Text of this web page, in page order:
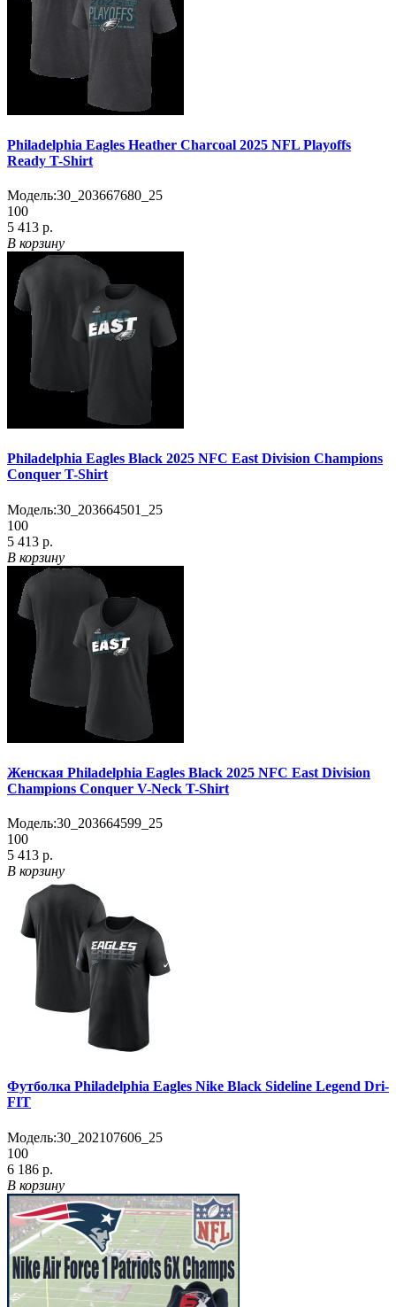
Philadelphia Eagles Heather Charcoal 2025 NFL Playoffs
Ready T-Shirt
Модель:30_203667680_25
100
5 413 р.
В корзину
Philadelphia Eagles Black 2025 NFC East Division Champions
Conquer T-Shirt
Модель:30_203664501_25
100
5 413 р.
В корзину
Женская Philadelphia Eagles Black 2025 NFC East Division
Champions Conquer V-Neck T-Shirt
Модель:30_203664599_25
100
5 413 р.
В корзину
Футболка Philadelphia Eagles Nike Black Sideline Legend Dri-
FIT
Модель:30_202107606_25
100
6 186 р.
В корзину